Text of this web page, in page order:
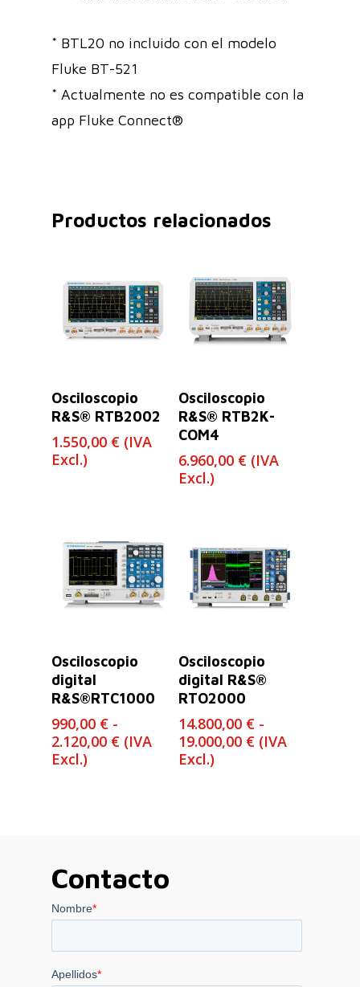
* BTL20 no incluido con el modelo
Fluke BT-521
* Actualmente no es compatible con la
app Fluke Connect®
Productos relacionados
Osciloscopio
R&S® RTB2002
1.550,00 € (IVA
Excl.)
Osciloscopio
R&S® RTB2K-
COM4
6.960,00 € (IVA
Excl.)
Seleccionar
Opciones
Osciloscopio
digital
R&S®RTC1000
990,00 € -
2.120,00 €Rango
(IVA
Excl.)
Seleccionar
Opciones
Osciloscopio
digital R&S®
RTO2000
14.800,00 € -
19.000,00 €Rango
(IVA
Excl.)
Contacto